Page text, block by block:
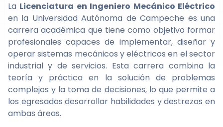
La Licenciatura en Ingeniero Mecánico Eléctrico
en la Universidad Autónoma de Campeche es una
carrera académica que tiene como objetivo formar
profesionales capaces de implementar, diseñar y
operar sistemas mecánicos y eléctricos en el sector
industrial y de servicios. Esta carrera combina la
teoría y práctica en la solución de problemas
complejos y la toma de decisiones, lo que permite a
los egresados desarrollar habilidades y destrezas en
ambas áreas.